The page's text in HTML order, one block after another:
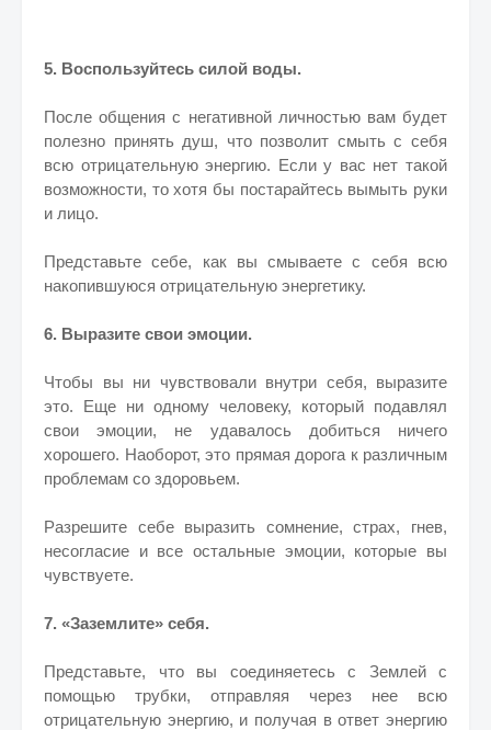
5. Воспользуйтесь силой воды.
После общения с негативной личностью вам будет
полезно принять душ, что позволит смыть с себя
всю отрицательную энергию. Если у вас нет такой
возможности, то хотя бы постарайтесь вымыть руки
и лицо.
Представьте себе, как вы смываете с себя всю
накопившуюся отрицательную энергетику.
6. Выразите свои эмоции.
Чтобы вы ни чувствовали внутри себя, выразите
это. Еще ни одному человеку, который подавлял
свои эмоции, не удавалось добиться ничего
хорошего. Наоборот, это прямая дорога к различным
проблемам со здоровьем.
Разрешите себе выразить сомнение, страх, гнев,
несогласие и все остальные эмоции, которые вы
чувствуете.
7. «Заземлите» себя.
Представьте, что вы соединяетесь с Землей с
помощью трубки, отправляя через нее всю
отрицательную энергию, и получая в ответ энергию